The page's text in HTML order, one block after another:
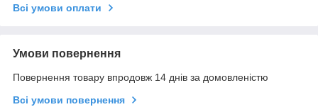
Всі умови оплати
Умови повернення
Повернення товару впродовж 14 днів за домовленістю
Всі умови повернення